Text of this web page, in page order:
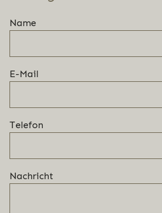
Name
E-Mail
Telefon
Nachricht